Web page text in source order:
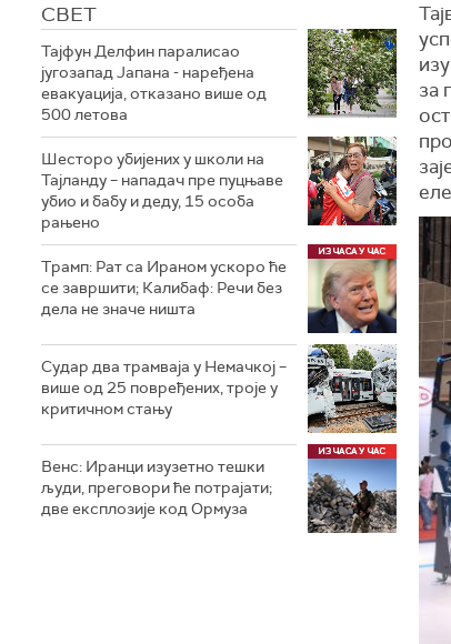
СВЕТ
Тајфун Делфин паралисао
југозапад Јапана - наређена
евакуација, отказано више од
500 летова
Шесторо убијених у школи на
Тајланду – нападач пре пуцњаве
убио и бабу и деду, 15 особа
рањено
Трамп: Рат са Ираном ускоро ће
се завршити; Калибаф: Речи без
дела не значе ништа
Судар два трамваја у Немачкој –
више од 25 повређених, троје у
критичном стању
Венс: Иранци изузетно тешки
људи, преговори ће потрајати;
две експлозије код Ормуза
за